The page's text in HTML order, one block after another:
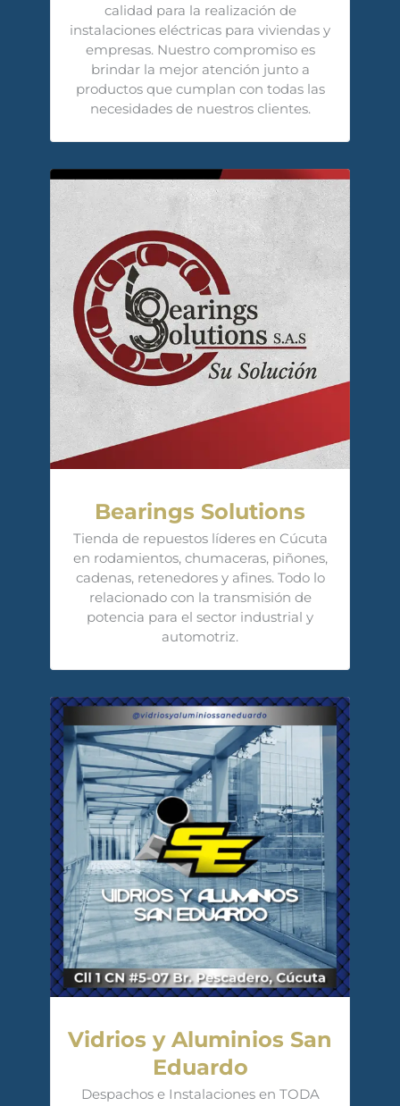
calidad para la realización de
instalaciones eléctricas para viviendas y
empresas. Nuestro compromiso es
brindar la mejor atención junto a
productos que cumplan con todas las
necesidades de nuestros clientes.
Bearings Solutions
Tienda de repuestos líderes en Cúcuta
en rodamientos, chumaceras, piñones,
cadenas, retenedores y afines. Todo lo
relacionado con la transmisión de
potencia para el sector industrial y
automotriz.
Vidrios y Aluminios San
Eduardo
Despachos e Instalaciones en TODA